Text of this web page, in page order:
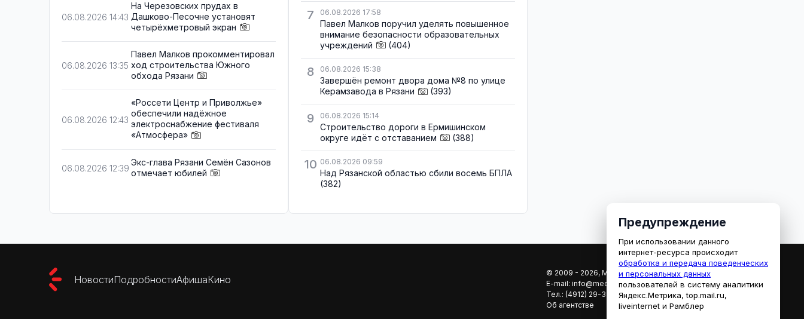
06.08.2026 14:43
На Черезовских прудах в
Дашково-Песочне установят
четырёхметровый экран
06.08.2026 13:35
Павел Малков прокомментировал
ход строительства Южного
обхода Рязани
06.08.2026 12:43
«Россети Центр и Приволжье»
обеспечили надёжное
электроснабжение фестиваля
«Атмосфера»
06.08.2026 12:39
Экс-глава Рязани Семён Сазонов
отмечает юбилей
7 06.08.2026 17:58
Павел Малков поручил уделять повышенное
внимание безопасности образовательных
учреждений
(404)
8 06.08.2026 15:38
Завершён ремонт двора дома №8 по улице
Керамзавода в Рязани
(393)
9 06.08.2026 15:14
Строительство дороги в Ермишинском
округе идёт с отставанием
(388)
10 06.08.2026 09:59
Над Рязанской областью сбили восемь БПЛА
(382)
НовостиПодробностиАфишаКино
© 2009 - 2026, МЕДИАРЯЗАНЬ
E-mail: info@mediaryazan.ru, reklama@mediaryazan.ru
Тел.: (4912) 29-33-66
Об агентстве
Предупреждение
При использовании данного
интернет-ресурса происходит
обработка и передача поведенческих
и персональных данных
пользователей в систему аналитики
Яндекс.Метрика, top.mail.ru,
liveinternet и Рамблер